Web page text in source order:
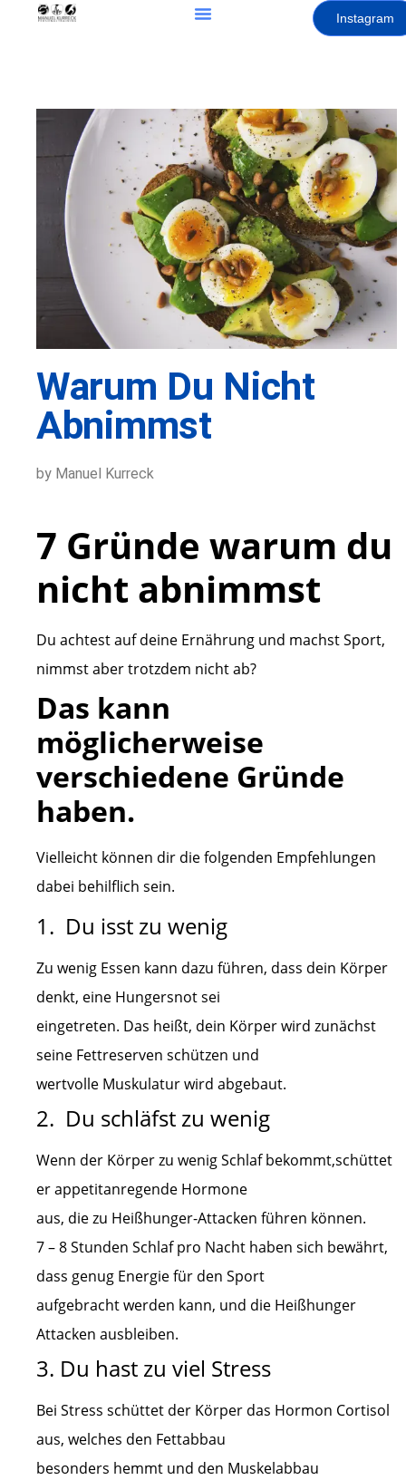
Instagram
Warum Du Nicht
Abnimmst
by Manuel Kurreck
7 Gründe warum du
nicht abnimmst
Du achtest auf deine Ernährung und machst Sport,
nimmst aber trotzdem nicht ab?
Das kann
möglicherweise
verschiedene Gründe
haben.
Vielleicht können dir die folgenden Empfehlungen
dabei behilflich sein.
1. Du isst zu wenig
Zu wenig Essen kann dazu führen, dass dein Körper
denkt, eine Hungersnot sei
eingetreten. Das heißt, dein Körper wird zunächst
seine Fettreserven schützen und
wertvolle Muskulatur wird abgebaut.
2. Du schläfst zu wenig
Wenn der Körper zu wenig Schlaf bekommt,schüttet
er appetitanregende Hormone
aus, die zu Heißhunger-Attacken führen können.
7 – 8 Stunden Schlaf pro Nacht haben sich bewährt,
dass genug Energie für den Sport
aufgebracht werden kann, und die Heißhunger
Attacken ausbleiben.
3. Du hast zu viel Stress
Bei Stress schüttet der Körper das Hormon Cortisol
aus, welches den Fettabbau
besonders hemmt und den Muskelabbau